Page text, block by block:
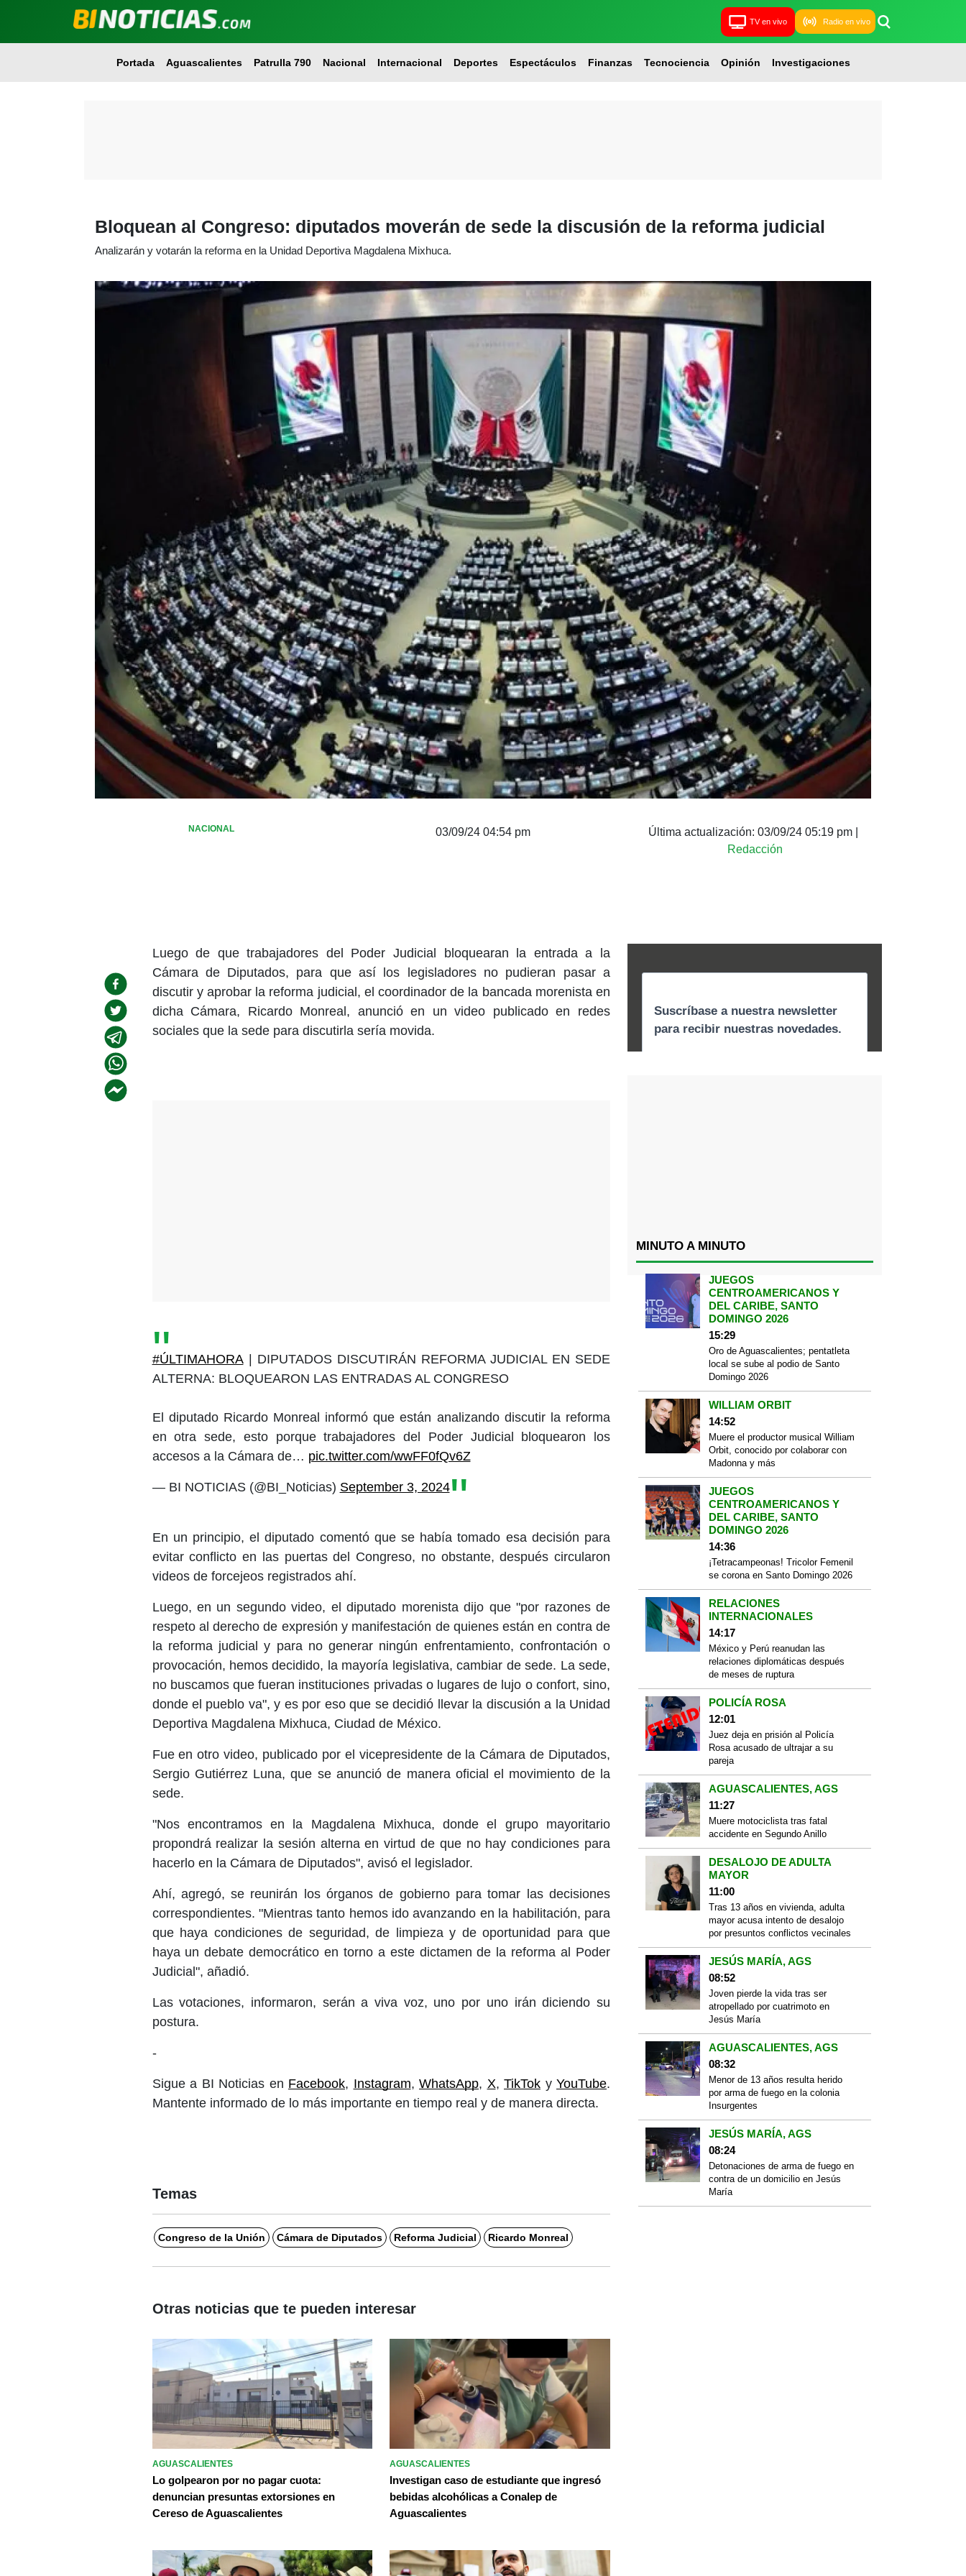
TV en vivo Radio en vivo
Portada Aguascalientes Patrulla 790 Nacional Internacional Deportes Espectáculos Finanzas Tecnociencia Opinión Investigaciones
Bloquean al Congreso: diputados moverán de sede la discusión de la reforma judicial
Analizarán y votarán la reforma en la Unidad Deportiva Magdalena Mixhuca.
NACIONAL 03/09/24 04:54 pm Última actualización: 03/09/24 05:19 pm
Redacción
Luego de que trabajadores del Poder Judicial bloquearan la entrada a la
Cámara de Diputados, para que así los legisladores no pudieran pasar a
discutir y aprobar la reforma judicial, el coordinador de la bancada morenista en
dicha Cámara, Ricardo Monreal, anunció en un video publicado en redes
sociales que la sede para discutirla sería movida.
#ÚLTIMAHORA| DIPUTADOS DISCUTIRÁN REFORMA JUDICIAL EN SEDE
ALTERNA: BLOQUEARON LAS ENTRADAS AL CONGRESO
El diputado Ricardo Monreal informó que están analizando discutir la reforma
en otra sede, esto porque trabajadores del Poder Judicial bloquearon los
accesos a la Cámara de… pic.twitter.com/wwFF0fQv6Z
— BI NOTICIAS (@BI_Noticias) September 3, 2024
En un principio, el diputado comentó que se había tomado esa decisión para
evitar conflicto en las puertas del Congreso, no obstante, después circularon
videos de forcejeos registrados ahí.
Luego, en un segundo video, el diputado morenista dijo que "por razones de
respeto al derecho de expresión y manifestación de quienes están en contra de
la reforma judicial y para no generar ningún enfrentamiento, confrontación o
provocación, hemos decidido, la mayoría legislativa, cambiar de sede. La sede,
no buscamos que fueran instituciones privadas o lugares de lujo o confort, sino,
donde el pueblo va", y es por eso que se decidió llevar la discusión a la Unidad
Deportiva Magdalena Mixhuca, Ciudad de México.
Fue en otro video, publicado por el vicepresidente de la Cámara de Diputados,
Sergio Gutiérrez Luna, que se anunció de manera oficial el movimiento de la
sede.
"Nos encontramos en la Magdalena Mixhuca, donde el grupo mayoritario
propondrá realizar la sesión alterna en virtud de que no hay condiciones para
hacerlo en la Cámara de Diputados", avisó el legislador.
Ahí, agregó, se reunirán los órganos de gobierno para tomar las decisiones
correspondientes. "Mientras tanto hemos ido avanzando en la habilitación, para
que haya condiciones de seguridad, de limpieza y de oportunidad para que
haya un debate democrático en torno a este dictamen de la reforma al Poder
Judicial", añadió.
Las votaciones, informaron, serán a viva voz, uno por uno irán diciendo su
postura.
-
Sigue a BI Noticias en Facebook, Instagram, WhatsApp, X, TikTok y YouTube.
Mantente informado de lo más importante en tiempo real y de manera directa.
Temas
Congreso de la Unión Cámara de Diputados Reforma Judicial Ricardo Monreal
MINUTO A MINUTO
JUEGOS
CENTROAMERICANOS Y
DEL CARIBE, SANTO
DOMINGO 2026
15:29
Oro de Aguascalientes; pentatleta
local se sube al podio de Santo
Domingo 2026
WILLIAM ORBIT
14:52
Muere el productor musical William
Orbit, conocido por colaborar con
Madonna y más
JUEGOS
CENTROAMERICANOS Y
DEL CARIBE, SANTO
DOMINGO 2026
14:36
¡Tetracampeonas! Tricolor Femenil
se corona en Santo Domingo 2026
RELACIONES
INTERNACIONALES
14:17
México y Perú reanudan las
relaciones diplomáticas después
de meses de ruptura
POLICÍA ROSA
12:01
Juez deja en prisión al Policía
Rosa acusado de ultrajar a su
pareja
AGUASCALIENTES, AGS
11:27
Muere motociclista tras fatal
accidente en Segundo Anillo
DESALOJO DE ADULTA
MAYOR
11:00
Tras 13 años en vivienda, adulta
mayor acusa intento de desalojo
por presuntos conflictos vecinales
JESÚS MARÍA, AGS
08:52
Joven pierde la vida tras ser
atropellado por cuatrimoto en
Jesús María
AGUASCALIENTES, AGS
08:32
Menor de 13 años resulta herido
por arma de fuego en la colonia
Insurgentes
JESÚS MARÍA, AGS
08:24
Detonaciones de arma de fuego en
contra de un domicilio en Jesús
María
Otras noticias que te pueden interesar
AGUASCALIENTES
Lo golpearon por no pagar cuota:
denuncian presuntas extorsiones en
Cereso de Aguascalientes
AGUASCALIENTES
Investigan caso de estudiante que ingresó
bebidas alcohólicas a Conalep de
Aguascalientes